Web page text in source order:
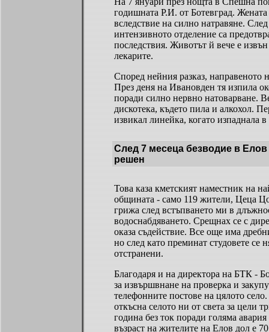
годишната Р.И. от Ботевград.
вследствие на силно натравяне.
интензивното отделение са
последствия. Животът й вече е извън
лекарите.
Според нейния разказ, направеното
През деня на Ивановден тя изпила
поради силно нервно натоварване.
дискотека, където пила и алкохол.
извикал линейка, когато изпаднала в
След 7 месеца безводие в
решен
Това каза кметският наместник на
общината - само 119 жители, Цеца
грижа след встъпването ми в
водоснабдяването. Срещнах се с
оказа съдействие. Все още има
но след като преминат студовете се
отстранени.
Благодаря и на директора на БТК -
за извършвнане на проверка и
телефонните постове на цялото
откъсна селото ни от света за цели
година без ток поради голяма
възраст на жителите на Елов дол е